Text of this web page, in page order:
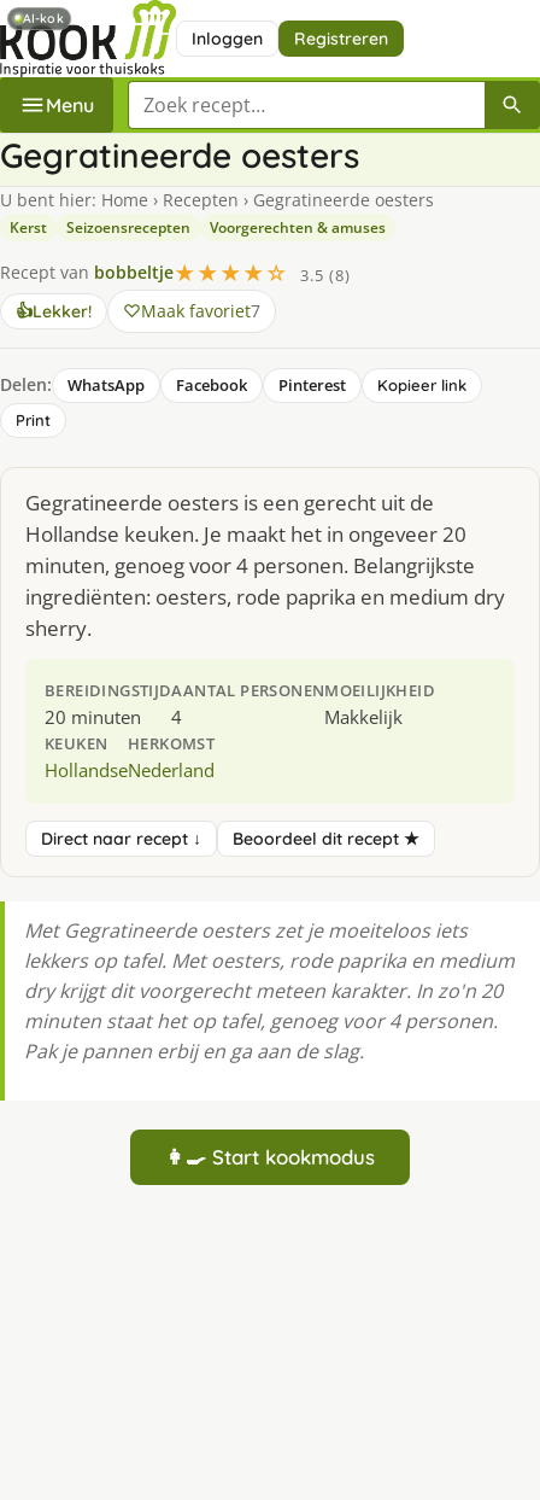
Inloggen Registreren
Menu Zoek een recept
Gegratineerde oesters
U bent hier: Home › Recepten › Gegratineerde oesters
Kerst Seizoensrecepten Voorgerechten & amuses
Recept van bobbeltje★★★★☆
3.5 (8)
👍Lekker! Maak favoriet7
Delen: WhatsApp Facebook Pinterest
Kopieer link
Print
Gegratineerde oesters is een gerecht uit de
Hollandse keuken. Je maakt het in ongeveer 20
minuten, genoeg voor 4 personen. Belangrijkste
ingrediënten: oesters, rode paprika en medium dry
sherry.
BEREIDINGSTIJD
20 minuten
AANTAL PERSONEN
4
MOEILIJKHEID
Makkelijk
KEUKEN
Hollandse
HERKOMST
Nederland
Direct naar recept ↓ Beoordeel dit recept ★
Met Gegratineerde oesters zet je moeiteloos iets
lekkers op tafel. Met oesters, rode paprika en medium
dry krijgt dit voorgerecht meteen karakter. In zo'n 20
minuten staat het op tafel, genoeg voor 4 personen.
Pak je pannen erbij en ga aan de slag.
👩‍🍳 Start kookmodus
AI-kok